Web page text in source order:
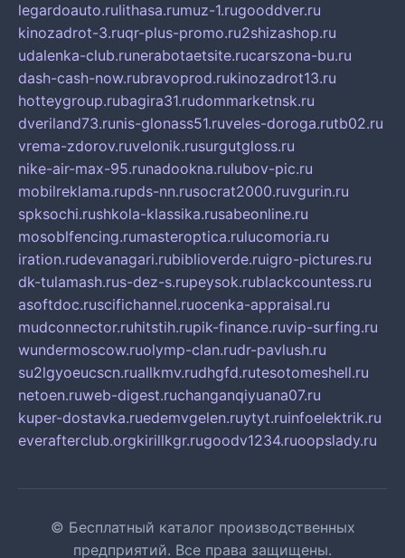
legardoauto.rulithasa.rumuz-1.rugooddver.ru
kinozadrot-3.ruqr-plus-promo.ru2shizashop.ru
udalenka-club.runerabotaetsite.rucarszona-bu.ru
dash-cash-now.rubravoprod.rukinozadrot13.ru
hotteygroup.rubagira31.rudommarketnsk.ru
dveriland73.runis-glonass51.ruveles-doroga.rutb02.ru
vrema-zdorov.ruvelonik.rusurgutgloss.ru
nike-air-max-95.runadookna.rulubov-pic.ru
mobilreklama.rupds-nn.rusocrat2000.ruvgurin.ru
spksochi.rushkola-klassika.rusabeonline.ru
mosoblfencing.rumasteroptica.rulucomoria.ru
iration.rudevanagari.rubiblioverde.ruigro-pictures.ru
dk-tulamash.rus-dez-s.rupeysok.rublackcountess.ru
asoftdoc.ruscifichannel.ruocenka-appraisal.ru
mudconnector.ruhitstih.rupik-finance.ruvip-surfing.ru
wundermoscow.ruolymp-clan.rudr-pavlush.ru
su2lgyoeucscn.ruallkmv.rudhgfd.rutesotomeshell.ru
netoen.ruweb-digest.ruchanganqiyuana07.ru
kuper-dostavka.ruedemvgelen.ruytyt.ruinfoelektrik.ru
everafterclub.orgkirillkgr.rugoodv1234.ruoopslady.ru
© Бесплатный каталог производственных
предприятий. Все права защищены.